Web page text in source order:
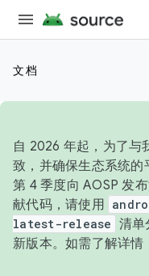
文档
自 2026 年起，为了与
致，并确保生态系统
第 4 季度向 AOSP 发
献代码，请使用
latest-release 清单
新版本。如需了解详情